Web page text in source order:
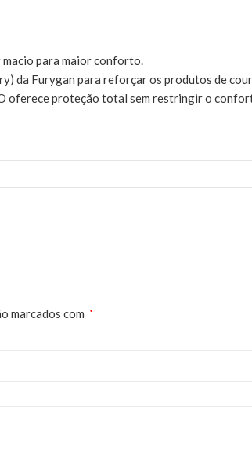
para maior conforto.
da Furygan para reforçar os produtos de
proteção total sem restringir o
marcados com *